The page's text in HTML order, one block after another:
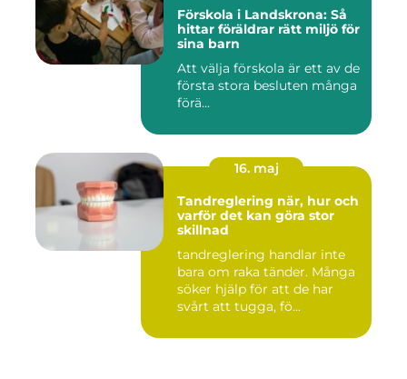
Förskola i Landskrona: Så
hittar föräldrar rätt miljö för
sina barn
Att välja förskola är ett av de
första stora besluten många
förä...
16. maj
Tandreglering när, hur och
varför det kan göra stor
skillnad
tandreglering handlar inte
bara om raka tänder. Många
söker hjälp för att de har
svårt att tugga, fö...